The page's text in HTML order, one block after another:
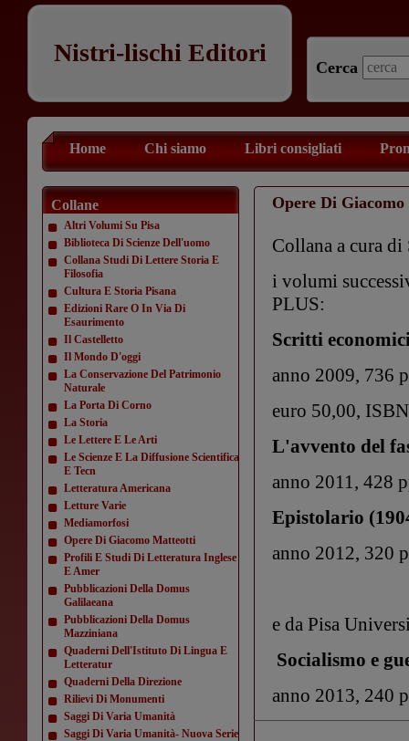
Nistri-lischi Editori
Cerca
Home Chi siamo Libri consigliati
Collane
Altri Volumi Su Pisa
Biblioteca Di Scienze Dell'uomo
Collana Studi Di Lettere Storia E
Filosofia
Cultura E Storia Pisana
Edizioni Rare O In Via Di
Esaurimento
Il Castelletto
Il Mondo D'oggi
La Conservazione Del Patrimonio
Naturale
La Porta Di Corno
La Storia
Le Lettere E Le Arti
Le Scienze E La Diffusione Scientifica
E Tecn
Letteratura Americana
Letture Varie
Mediamorfosi
Opere Di Giacomo Matteotti
Profili E Studi Di Letteratura Inglese
E Amer
Pubblicazioni Della Domus
Galilaeana
Pubblicazioni Della Domus
Mazziniana
Quaderni Dell'Istituto Di Lingua E
Letteratur
Quaderni Della Direzione
Rilievi Di Monumenti
Saggi Di Varia Umanità
Saggi Di Varia Umanità- Nuova Serie
Opere Di
Collana a cura
i volumi
PLUS:
Scritti
anno 2009, 736
euro 50,00,
L'avvento del
anno 2011, 428
Epistolario
anno 2012, 320
e da Pisa
Socialismo e
anno 2013, 240